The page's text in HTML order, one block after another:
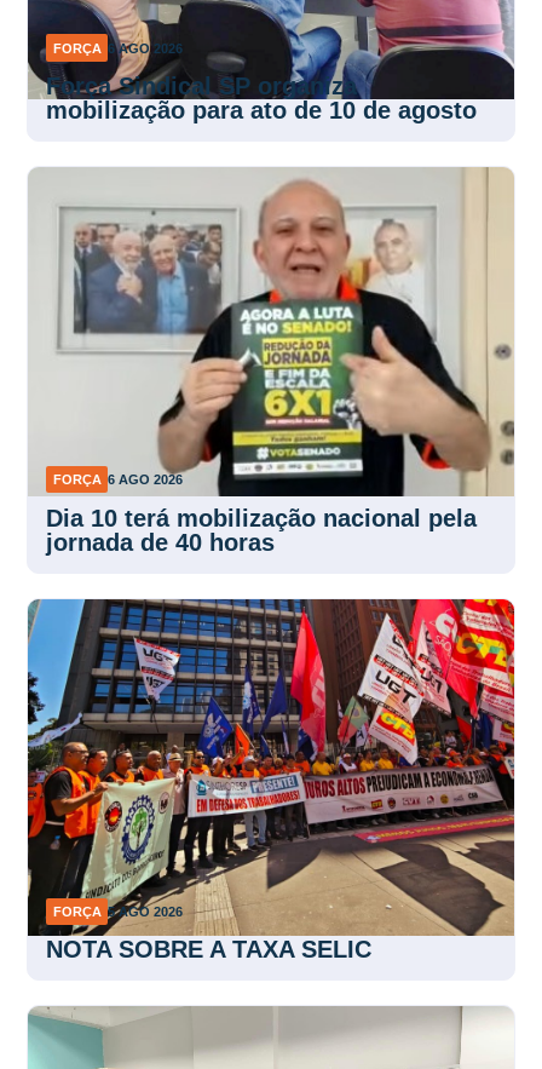
FORÇA 6 AGO 2026
Força Sindical SP organiza
mobilização para ato de 10 de agosto
FORÇA 6 AGO 2026
Dia 10 terá mobilização nacional pela
jornada de 40 horas
FORÇA 5 AGO 2026
NOTA SOBRE A TAXA SELIC